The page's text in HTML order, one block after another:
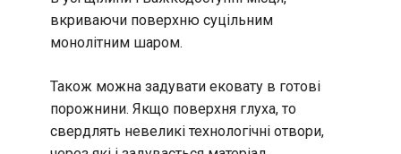
вкриваючи поверхню суцільним
монолітним шаром.
Також можна задувати ековату в готові
порожнини. Якщо поверхня глуха, то
свердлять невеликі технологічні отвори,